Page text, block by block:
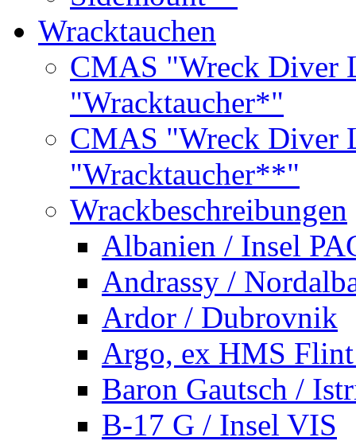
Wracktauchen
CMAS "Wreck Diver
"Wracktaucher*"
CMAS "Wreck Diver
"Wracktaucher**"
Wrackbeschreibungen
Albanien / Insel
Andrassy /
Ardor / Dubrovnik
Argo, ex HMS
Baron Gautsch /
B-17 G / Insel VIS